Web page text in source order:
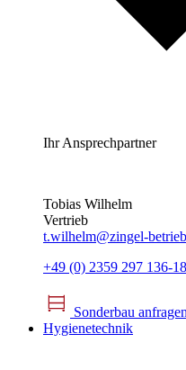
Ihr Ansprechpartner
Tobias Wilhelm
Vertrieb
t.wilhelm@zingel-
+49 (0) 2359 297 136-18
Sonderbau anfragen
Hygienetechnik